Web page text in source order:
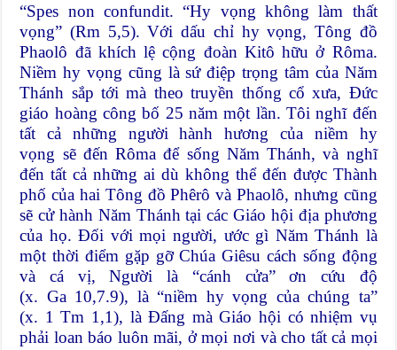
“Spes non confundit. “Hy vọng không làm thất
vọng” (Rm 5,5). Với dấu chỉ hy vọng, Tông đồ
Phaolô đã khích lệ cộng đoàn Kitô hữu ở Rôma.
Niềm hy vọng cũng là sứ điệp trọng tâm của Năm
Thánh sắp tới mà theo truyền thống cổ xưa, Đức
giáo hoàng công bố 25 năm một lần. Tôi nghĩ đến
tất cả những người hành hương của niềm hy
vọng sẽ đến Rôma để sống Năm Thánh, và nghĩ
đến tất cả những ai dù không thể đến được Thành
phố của hai Tông đồ Phêrô và Phaolô, nhưng cũng
sẽ cử hành Năm Thánh tại các Giáo hội địa phương
của họ. Đối với mọi người, ước gì Năm Thánh là
một thời điểm gặp gỡ Chúa Giêsu cách sống động
và cá vị, Người là “cánh cửa” ơn cứu độ
(x. Ga 10,7.9), là “niềm hy vọng của chúng ta”
(x. 1 Tm 1,1), là Đấng mà Giáo hội có nhiệm vụ
phải loan báo luôn mãi, ở mọi nơi và cho tất cả mọi